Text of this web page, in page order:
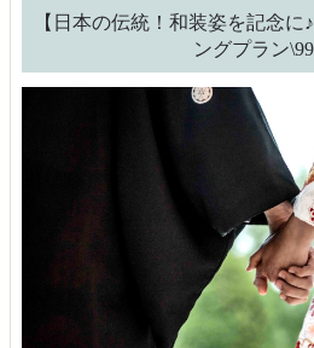
【日本の伝統！和装姿を記念に
ングプラン